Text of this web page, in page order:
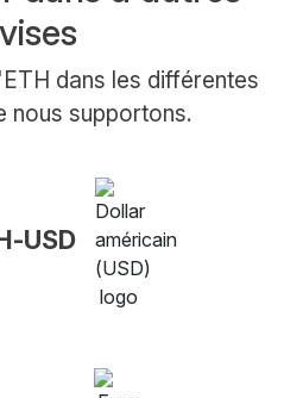
dans les différentes
nous supportons.
USD